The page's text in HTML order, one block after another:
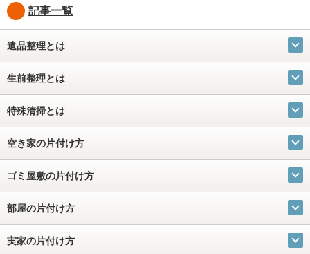
記事一覧
遺品整理とは
生前整理とは
特殊清掃とは
空き家の片付け方
ゴミ屋敷の片付け方
部屋の片付け方
実家の片付け方